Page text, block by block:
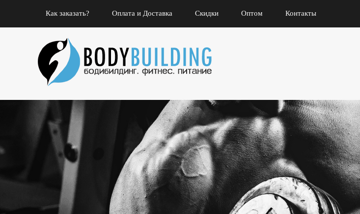
Как заказать? Оплата и Доставка Скидки Оптом Контакты